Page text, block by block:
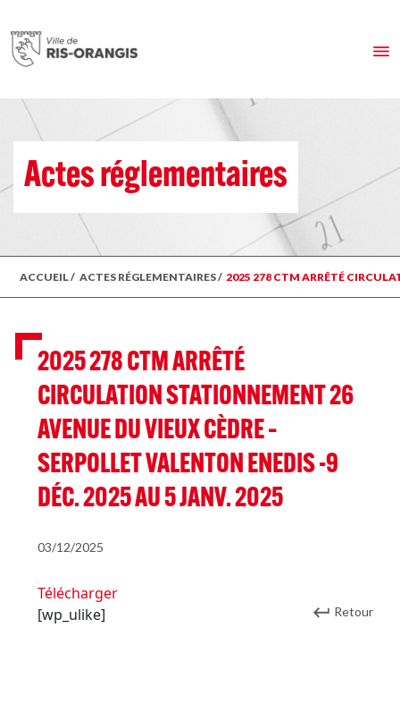
Actes réglementaires
ACCUEIL/ ACTES RÉGLEMENTAIRES/ 2025 278 CTM ARRÊTÉ
2025 278 CTM ARRÊTÉ
CIRCULATION STATIONNEMENT 26
AVENUE DU VIEUX CÈDRE –
SERPOLLET VALENTON ENEDIS -9
DÉC. 2025 AU 5 JANV. 2025
03/12/2025
Télécharger
[wp_ulike]
Retour